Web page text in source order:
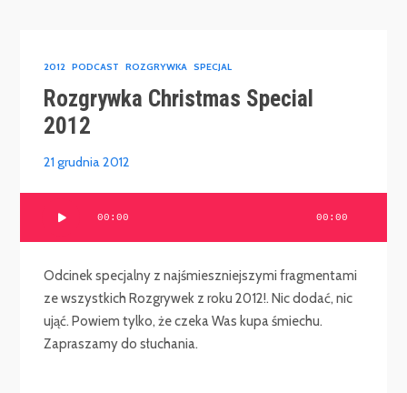
2012 PODCAST ROZGRYWKA SPECJAL
Rozgrywka Christmas Special
2012
21 grudnia 2012
00:00 00:00
Odcinek specjalny z najśmieszniejszymi fragmentami
ze wszystkich Rozgrywek z roku 2012!. Nic dodać, nic
ująć. Powiem tylko, że czeka Was kupa śmiechu.
Zapraszamy do słuchania.